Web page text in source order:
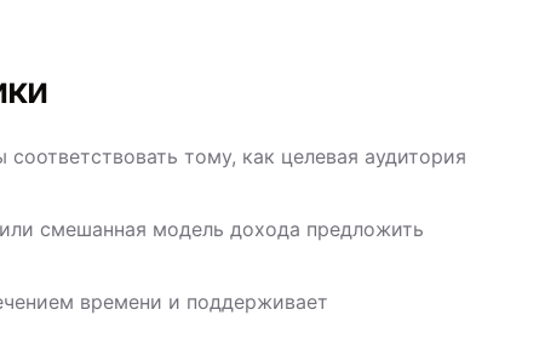
тому, как целевая аудитория
смешанная модель дохода предложить
времени и поддерживает